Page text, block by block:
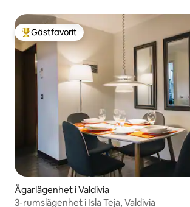
Populär gästfavorit
Gästfavorit
Ägarlägenhet i Valdivia
3-rumslägenhet i Isla Teja, Valdivia